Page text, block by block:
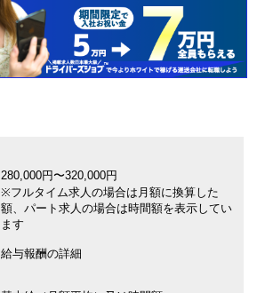
280,000円〜320,000円
※フルタイム求人の場合は月額に換算した
額、パート求人の場合は時間額を表示してい
ます
給与報酬の詳細